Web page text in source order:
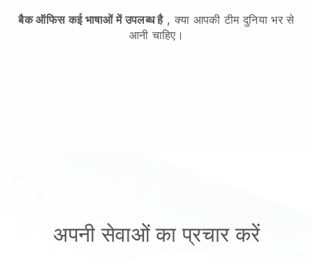
बैक ऑफिस कई भाषाओं में उपलब्ध है, क्या आपकी टीम दुनिया भर से
आनी चाहिए।
अपनी सेवाओं का प्रचार करें